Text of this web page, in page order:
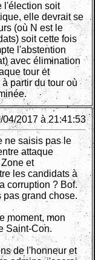
l'élection soit
elle devrait se
(où N est le
soit cette fois
l'abstention
avec élimination
tour et
partir du tour où
04/2017 à 21:41:53
ne saisis pas le
attaque
et
les candidats à
corruption ? Bof.
pas grand chose.
moment, mon
Saint-Con.
de l'honneur et